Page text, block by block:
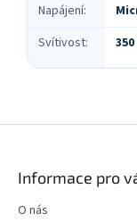
Napájení:
Svítivost:
Informace pro
O nás